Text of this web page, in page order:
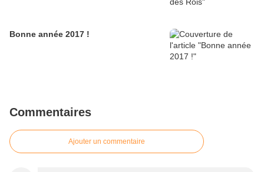
Bonne année 2017 !
Commentaires
Ajouter un commentaire